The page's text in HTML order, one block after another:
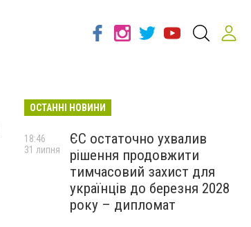
ОСТАННІ НОВИНИ
ЄС остаточно ухвалив
рішення продовжити
тимчасовий захист для
українців до березня 2028
року – дипломат
18:46
31 липня